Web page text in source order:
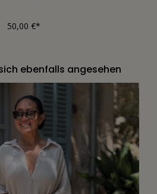
50,00 €*
ebenfalls angesehen